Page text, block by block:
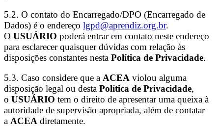
5.2. O contato do Encarregado/DPO (Encarregado de
Dados) é o endereço lgpd@aprendiz.org.br.
O USUÁRIO poderá entrar em contato neste endereço
para esclarecer quaisquer dúvidas com relação às
disposições constantes nesta Política de Privacidade.
5.3. Caso considere que a ACEA violou alguma
disposição legal ou desta Política de Privacidade,
o USUÁRIO tem o direito de apresentar uma queixa à
autoridade de supervisão apropriada, além de contatar
a ACEA diretamente.